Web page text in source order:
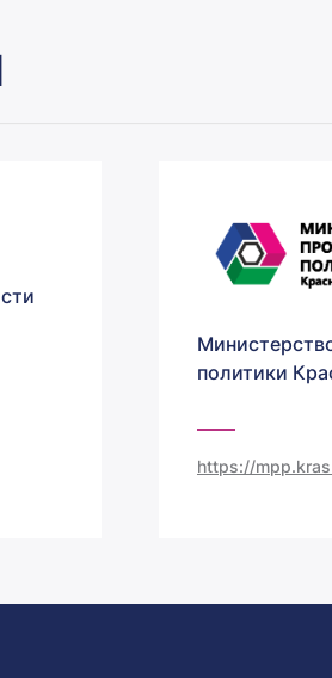
политики
https://